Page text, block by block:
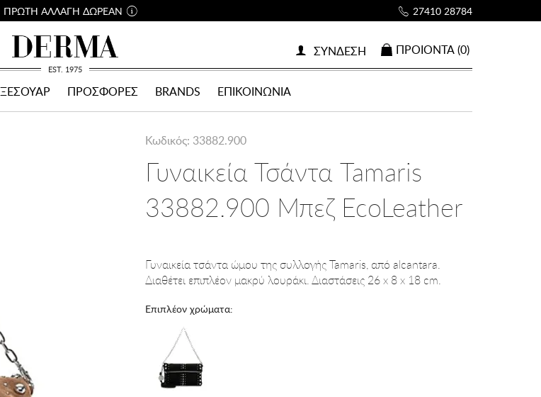
ΠΡΩΤΗ ΑΛΛΑΓΗ ΔΩΡΕΑΝ 27410 28784
ΠΡΟΙOΝΤΑ (0)
ΣΥΝΔΕΣΗ
EST. 1975
ΠΡΟΣΦΟΡΕΣ BRANDS ΕΠΙΚΟΙΝΩΝΙΑ
Κωδικός: 33882.900
Γυναικεία Τσάντα Tamaris
33882.900 Μπεζ EcoLeather
Γυναικεία τσάντα ώμου της συλλογής Tamaris, από alcantara.
Διαθέτει επιπλέον μακρύ λουράκι. Διαστάσεις 26 x 8 x 18 cm.
Επιπλέον χρώματα: